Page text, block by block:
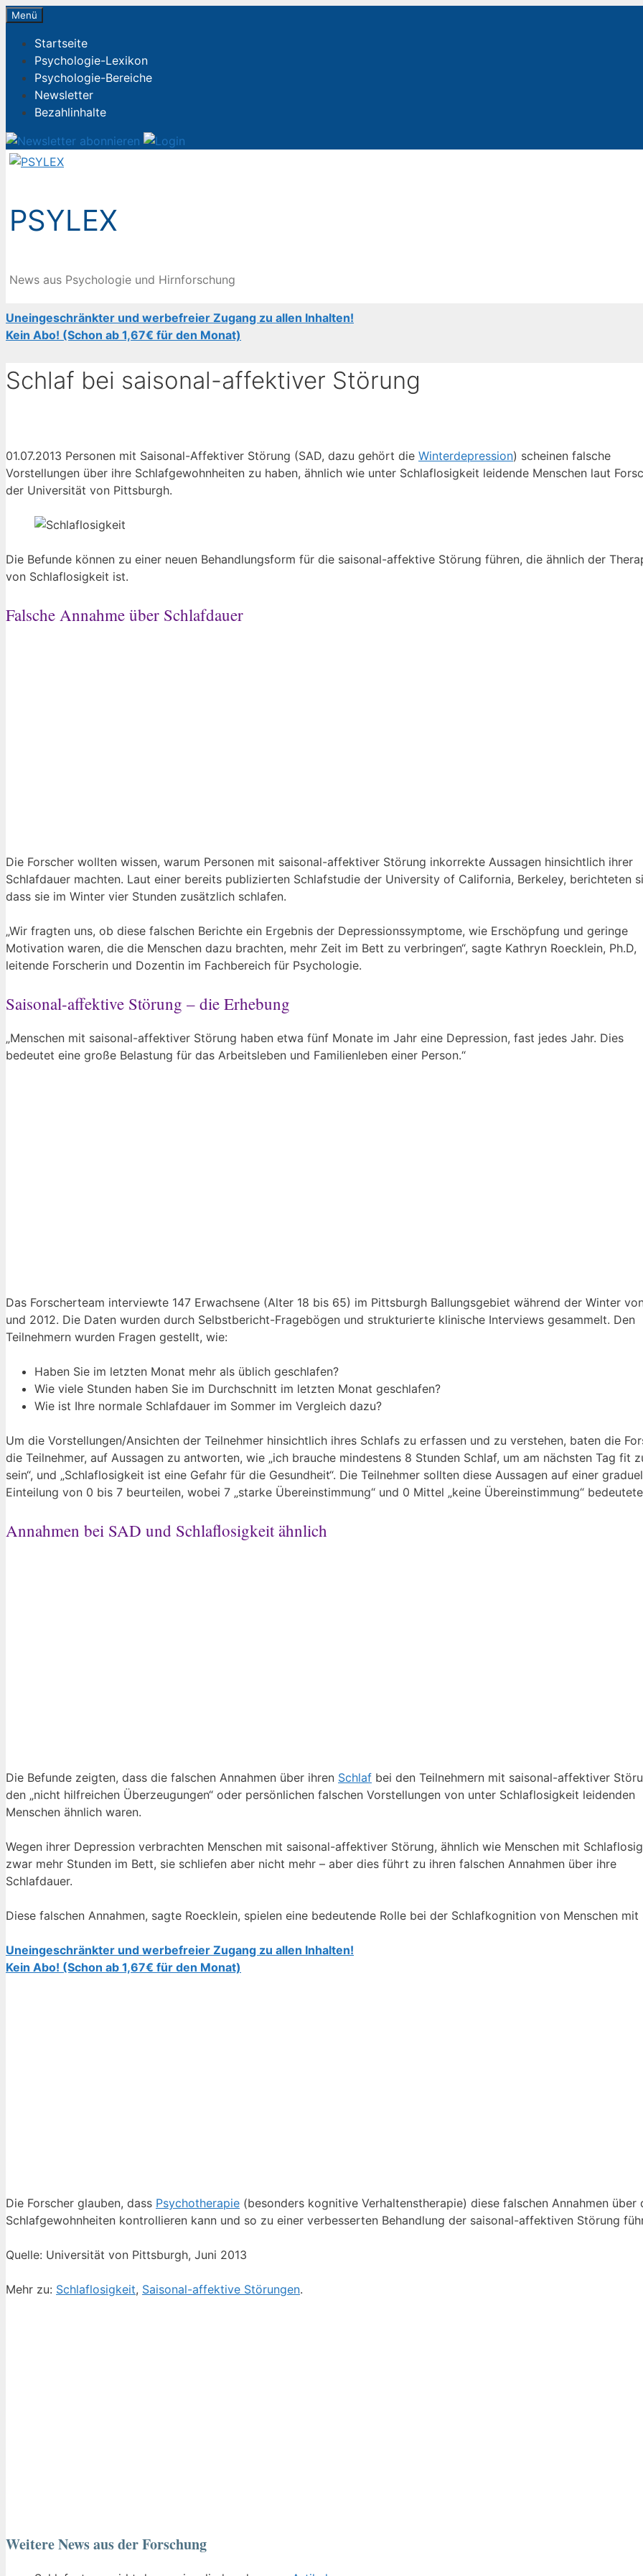
Zum
springen
Menü
Startseite
Psychologie-Lexikon
Psychologie-Bereiche
Newsletter
Bezahlinhalte
PSYLEX
News aus Psychologie und Hirnforschung
Uneingeschränkter und werbefreier Zugang zu allen Inhalten!
Kein Abo! (Schon ab 1,67€ für den Monat)
Schlaf bei saisonal-affektiver Störung
01.07.2013 Personen mit Saisonal-Affektiver Störung (SAD, dazu gehört die Winterdepression) scheinen falsche
Vorstellungen über ihre Schlafgewohnheiten zu haben, ähnlich wie unter Schlaflosigkeit leidende Menschen laut
der Universität von Pittsburgh.
Die Befunde können zu einer neuen Behandlungsform für die saisonal-affektive Störung führen, die ähnlich der
von Schlaflosigkeit ist.
Falsche Annahme über Schlafdauer
Die Forscher wollten wissen, warum Personen mit saisonal-affektiver Störung inkorrekte Aussagen hinsichtlich ihrer
Schlafdauer machten. Laut einer bereits publizierten Schlafstudie der University of California, Berkeley, berichteten
dass sie im Winter vier Stunden zusätzlich schlafen.
„Wir fragten uns, ob diese falschen Berichte ein Ergebnis der Depressionssymptome, wie Erschöpfung und geringe
Motivation waren, die die Menschen dazu brachten, mehr Zeit im Bett zu verbringen“, sagte Kathryn Roecklein, Ph.D,
leitende Forscherin und Dozentin im Fachbereich für Psychologie.
Saisonal-affektive Störung – die Erhebung
„Menschen mit saisonal-affektiver Störung haben etwa fünf Monate im Jahr eine Depression, fast jedes Jahr. Dies
bedeutet eine große Belastung für das Arbeitsleben und Familienleben einer Person.“
Das Forscherteam interviewte 147 Erwachsene (Alter 18 bis 65) im Pittsburgh Ballungsgebiet während der Winter
und 2012. Die Daten wurden durch Selbstbericht-Fragebögen und strukturierte klinische Interviews gesammelt. Den
Teilnehmern wurden Fragen gestellt, wie:
Haben Sie im letzten Monat mehr als üblich geschlafen?
Wie viele Stunden haben Sie im Durchschnitt im letzten Monat geschlafen?
Wie ist Ihre normale Schlafdauer im Sommer im Vergleich dazu?
Um die Vorstellungen/Ansichten der Teilnehmer hinsichtlich ihres Schlafs zu erfassen und zu verstehen, baten die
die Teilnehmer, auf Aussagen zu antworten, wie „ich brauche mindestens 8 Stunden Schlaf, um am nächsten Tag fit
sein“, und „Schlaflosigkeit ist eine Gefahr für die Gesundheit“. Die Teilnehmer sollten diese Aussagen auf einer
Einteilung von 0 bis 7 beurteilen, wobei 7 „starke Übereinstimmung“ und 0 Mittel „keine Übereinstimmung“
Annahmen bei SAD und Schlaflosigkeit ähnlich
Die Befunde zeigten, dass die falschen Annahmen über ihren Schlaf bei den Teilnehmern mit saisonal-affektiver
den „nicht hilfreichen Überzeugungen“ oder persönlichen falschen Vorstellungen von unter Schlaflosigkeit leidenden
Menschen ähnlich waren.
Wegen ihrer Depression verbrachten Menschen mit saisonal-affektiver Störung, ähnlich wie Menschen mit
zwar mehr Stunden im Bett, sie schliefen aber nicht mehr – aber dies führt zu ihren falschen Annahmen über ihre
Schlafdauer.
Diese falschen Annahmen, sagte Roecklein, spielen eine bedeutende Rolle bei der Schlafkognition von Menschen mit
Uneingeschränkter und werbefreier Zugang zu allen Inhalten!
Kein Abo! (Schon ab 1,67€ für den Monat)
Die Forscher glauben, dass Psychotherapie (besonders kognitive Verhaltenstherapie) diese falschen Annahmen über
Schlafgewohnheiten kontrollieren kann und so zu einer verbesserten Behandlung der saisonal-affektiven Störung
Quelle: Universität von Pittsburgh, Juni 2013
Mehr zu: Schlaflosigkeit, Saisonal-affektive Störungen.
Weitere News aus der Forschung